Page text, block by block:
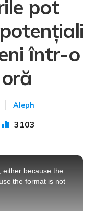
pot
într-o
Aleph
3103
either because the
the format is not